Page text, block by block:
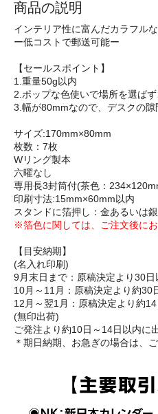
商品の説明
インテリア性に富んだカラフル
ー低コストで郵送可能ー
【セールスポイント】
1.重量50g以内
2.ポップな色使いで場所を選ばず
3.幅が80mmなので、デスクの隙
サイズ:170mm×80mm
枚数：7枚
Wリング製本
六曜なし
専用長3封筒付(茶色：
印刷寸法:15mm×60mm以内
スタンドに箔押し：金あるいは
※箔色に関しては、ご注文後にお
【目安納期】
(名入れ印刷)
9月末日まで：原稿決定より30日
10月～11月：原稿決定より約30
12月～翌1月：原稿決定より約
(無印出荷)
ご発注より約10日～14日以内に
＊期日納期、お急ぎの場合は、